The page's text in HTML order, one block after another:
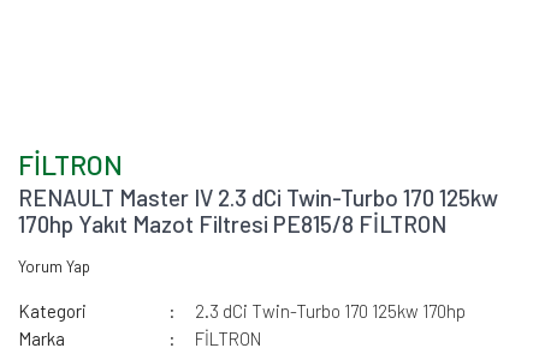
FİLTRON
RENAULT Master IV 2.3 dCi Twin-Turbo 170 125kw
170hp Yakıt Mazot Filtresi PE815/8 FİLTRON
Yorum Yap
Kategori
2.3 dCi Twin-Turbo 170 125kw 170hp
Marka
FİLTRON